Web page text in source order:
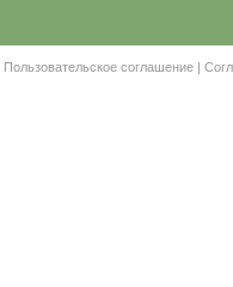
Пользовательское соглашение |